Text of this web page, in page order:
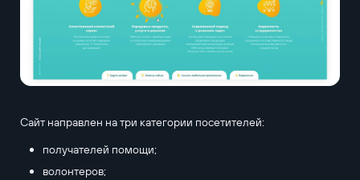
Сайт направлен на три категории посетителей:
получателей помощи;
волонтеров;